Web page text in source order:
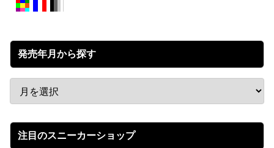
発売年月から探す
注目のスニーカーショップ